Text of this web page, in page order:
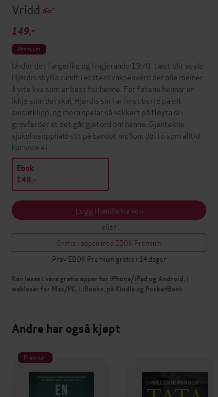
Vridd
149,-
Premium
Under det fargerike og frigjerande 1970-talet blir vesle
Hjørdis skyfla rundt i ei steril vaksenverd der alle meiner
å vite kva som er best for henne. For føtene hennar er
ikkje som dei skal. Hjørdis sin far finst berre på eit
avisutklipp, og mora spelar så vakkert på fløyta si i
gravferder at det går gjetord om henne. Gjentekne
sjukehusopphald slit på bandet mellom dei to som alltid
har vore ei…
Ebok
149,-
Legg i handlekurven
eller
Gratis i appen med EBOK Premium
Prøv EBOK Premium gratis i 14 dager
Kan leses i våre gratis apper for iPhone/iPad og Android, i
webleser for Mac/PC, i iBooks, på Kindle og PocketBook
Andre har også kjøpt
Premium